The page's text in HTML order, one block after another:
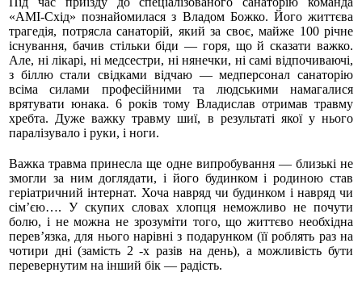
«АМІ-Схід» познайомилася з Владом Божко. Його життєва
трагедія, потрясла санаторій, який за своє, майже 100 річне
існування, бачив стільки біди — горя, що й сказати важко.
Але, ні лікарі, ні медсестри, ні нянечки, ні самі відпочиваючі,
з біллю стали свідками відчаю — медперсонал санаторію
всіма силами професійними та людськими намагалися
врятувати юнака. 6 років тому Владислав отримав травму
хребта. Дуже важку травму шиї, в результаті якої у нього
паралізувало і руки, і ноги.
Важка травма принесла ще одне випробування — близькі не
змогли за ним доглядати, і його будинком і родиною став
геріатричний інтернат. Хоча навряд чи будинком і навряд чи
сім’єю…. У скупих словах хлопця неможливо не почути
болю, і не можна не зрозуміти того, що життєво необхідна
перев’язка, для нього нарівні з подарунком (її роблять раз на
чотири дні (замість 2 -х разів на день), а можливість бути
перевернутим на інший бік — радість.